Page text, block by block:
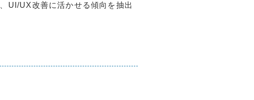
UI/UX改善に活かせる傾向を抽出